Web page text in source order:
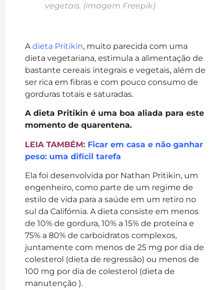
vegetais. (imagem Freepik)
Adieta Pritikin, muito parecida com uma
dieta vegetariana, estimula a alimentação de
bastante cereais integrais e vegetais, além de
ser rica em fibras e com pouco consumo de
gorduras totais e saturadas.
A dieta Pritikin é uma boa aliada para este
momento de quarentena.
LEIA TAMBÉM: Ficar em casa e não ganhar
peso: uma difícil tarefa
Ela foi desenvolvida por Nathan Pritikin, um
engenheiro, como parte de um regime de
estilo de vida para a saúde em um retiro no
sul da Califórnia. A dieta consiste em menos
de 10% de gordura, 10% a 15% de proteína e
75% a 80% de carboidratos complexos,
juntamente com menos de 25 mg por dia de
colesterol (dieta de regressão) ou menos de
100 mg por dia de colesterol (dieta de
manutenção ).